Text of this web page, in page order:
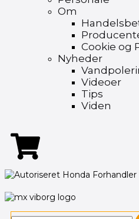
Om
Cookie og
Nyheder
Videoer
Tips
Viden
Søg